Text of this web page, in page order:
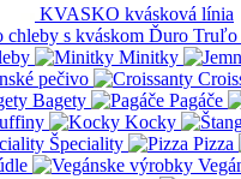
KVASKO kvásková línia
Ďuro Truľo
Minitky
pečivo
Bagety Pagáče
Kocky
Špeciality Pizza